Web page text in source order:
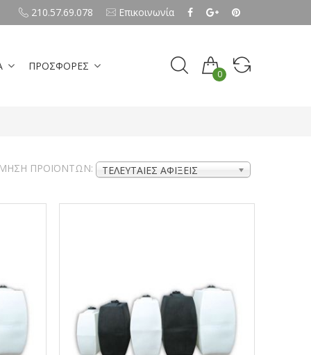
210.57.69.078 Επικοινωνία
ΠΡΟΣΦΟΡΕΣ
0
ΠΡΟΪΌΝΤΩΝ: ΤΕΛΕΥΤΑΊΕΣ ΑΦΊΞΕΙΣ